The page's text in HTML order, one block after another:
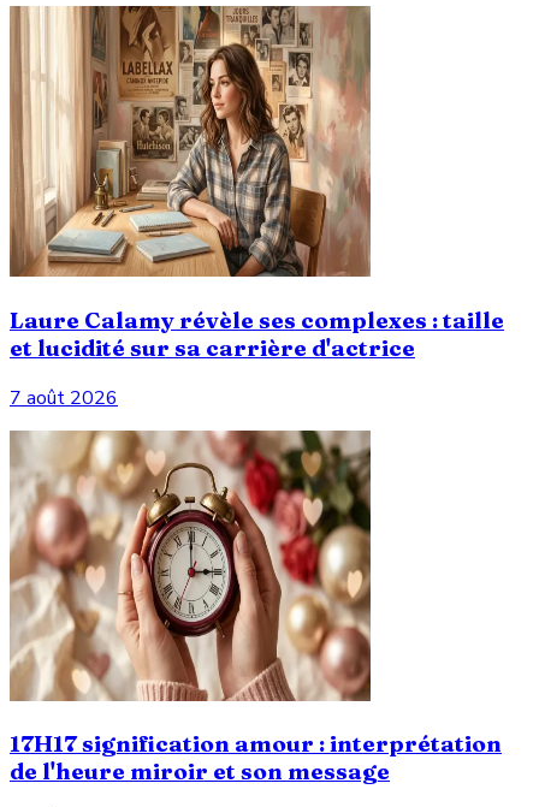
Laure Calamy révèle ses complexes : taille
et lucidité sur sa carrière d'actrice
7 août 2026
17H17 signification amour : interprétation
de l'heure miroir et son message